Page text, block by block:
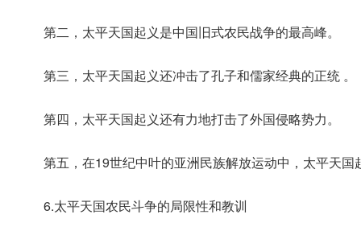
第二，太平天国起义是中国旧式农民战争的最高峰。
第三，太平天国起义还冲击了孔子和儒家经典的正统 。
第四，太平天国起义还有力地打击了外国侵略势力。
第五，在19世纪中叶的亚洲民族解放运动中，太平天
6.太平天国农民斗争的局限性和教训